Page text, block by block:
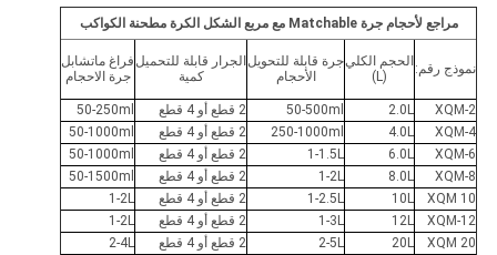
مراجع لأحجام جرة Matchable مع مربع الشكل الكرة مطحنة الكواكب
نموذج رقم: الحجم الكلي
(L)
جرة قابلة للتحويل
الأحجام
الجرار قابلة للتحميل
كمية
فراغ ماتشابل
جرة الاحجام
XQM-2
2.0L
50-500ml 2 قطع أو 4 قطع
50-250ml
XQM-4
4.0L
250-1000ml 2 قطع أو 4 قطع
50-1000ml
XQM-6
6.0L
1-1.5L 2 قطع أو 4 قطع
50-1000ml
XQM-8
8.0L
1-2L 2 قطع أو 4 قطع
50-1500ml
XQM 10
10L
1-2.5L 2 قطع أو 4 قطع
1-2L
XQM-12
12L
1-3L 2 قطع أو 4 قطع
1-2L
XQM 20
20L
2-5L 2 قطع أو 4 قطع
2-4L